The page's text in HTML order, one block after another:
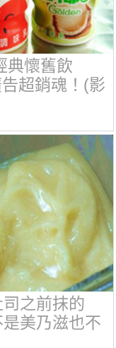
典懷舊飲
超銷魂！(影
之前抹的
是美乃滋也不